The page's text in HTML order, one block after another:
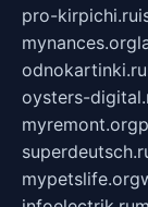
pro-kirpichi.ru
mynances.org
odnokartinki.ru
oysters-
myremont.org
mypetslife.org